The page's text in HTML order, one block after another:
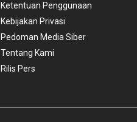
Ketentuan Penggunaan
Kebijakan Privasi
Pedoman Media Siber
Tentang Kami
Rilis Pers